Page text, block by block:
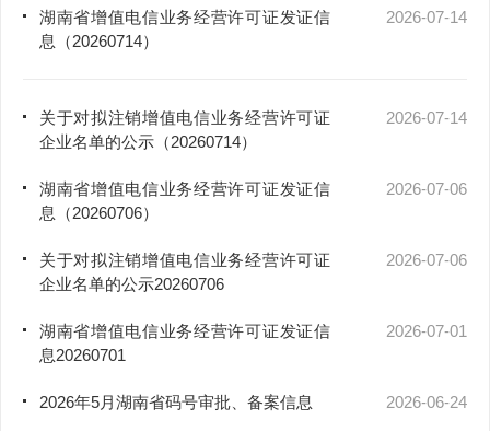
湖南省增值电信业务经营许可证发证信
息（20260714）
2026-07-14
关于对拟注销增值电信业务经营许可证
企业名单的公示（20260714）
2026-07-14
湖南省增值电信业务经营许可证发证信
息（20260706）
2026-07-06
关于对拟注销增值电信业务经营许可证
企业名单的公示20260706
2026-07-06
湖南省增值电信业务经营许可证发证信
息20260701
2026-07-01
2026年5月湖南省码号审批、备案信息 2026-06-24